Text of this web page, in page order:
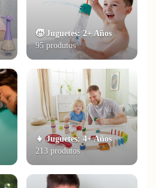
🧒 Juguetes: 2+ Años
95 produtos
👧 Juguetes: 4+ Años
213 produtos